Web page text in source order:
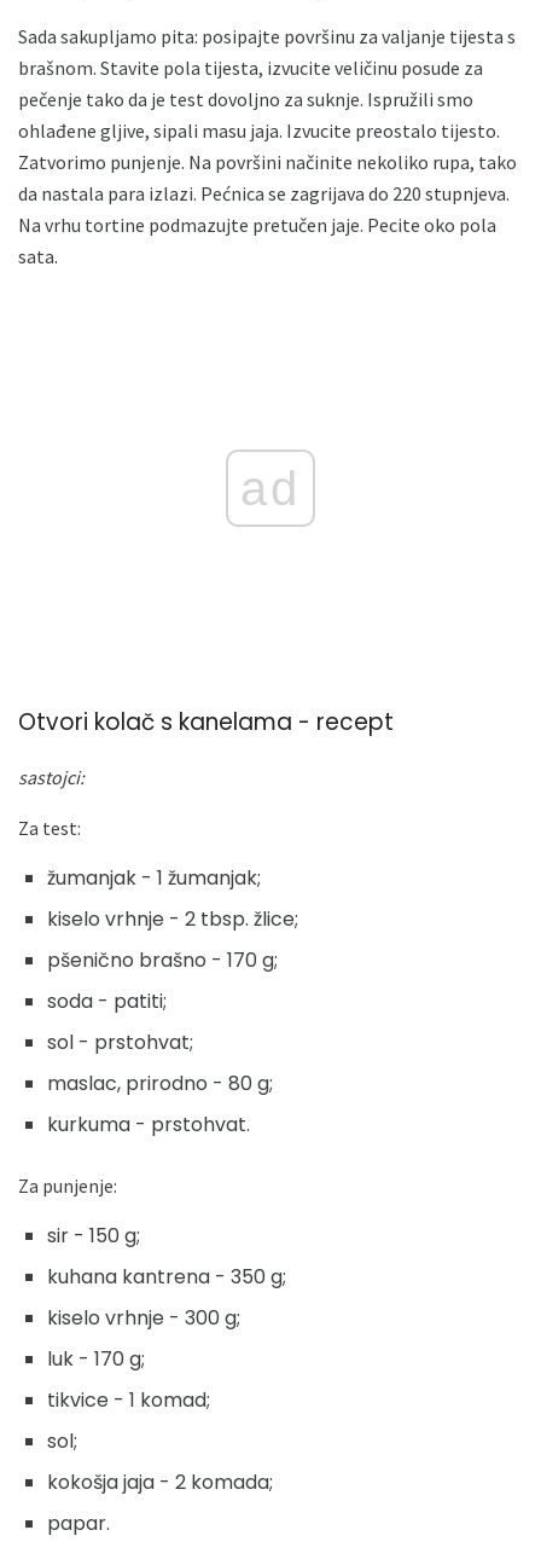
Sada sakupljamo pita: posipajte površinu za valjanje tijesta s
brašnom. Stavite pola tijesta, izvucite veličinu posude za
pečenje tako da je test dovoljno za suknje. Ispružili smo
ohlađene gljive, sipali masu jaja. Izvucite preostalo tijesto.
Zatvorimo punjenje. Na površini načinite nekoliko rupa, tako
da nastala para izlazi. Pećnica se zagrijava do 220 stupnjeva.
Na vrhu tortine podmazujte pretučen jaje. Pecite oko pola
sata.
ad
Otvori kolač s kanelama - recept
sastojci:
Za test:
žumanjak - 1 žumanjak;
kiselo vrhnje - 2 tbsp. žlice;
pšenično brašno - 170 g;
soda - patiti;
sol - prstohvat;
maslac, prirodno - 80 g;
kurkuma - prstohvat.
Za punjenje:
sir - 150 g;
kuhana kantrena - 350 g;
kiselo vrhnje - 300 g;
luk - 170 g;
tikvice - 1 komad;
sol;
kokošja jaja - 2 komada;
papar.